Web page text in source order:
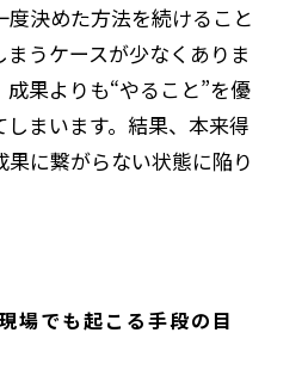
度決めた方法を続けること
うケースが少なくありま
果よりも“やること”を優
まいます。結果、本来得
果に繋がらない状態に陥り
場でも起こる手段の目